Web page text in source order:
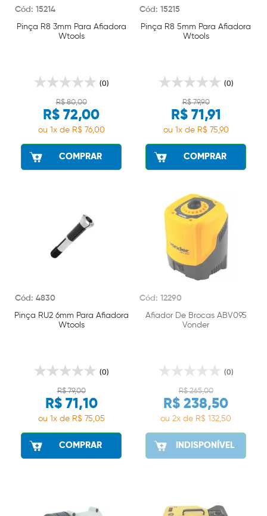
Cód: 15214
Pinça R8 3mm Para Afiadora
Wtools
(0)
R$ 80,00
R$ 72,00
ou 1x de R$ 76,00
COMPRAR
Cód: 15215
Pinça R8 5mm Para Afiadora
Wtools
(0)
R$ 79,90
R$ 71,91
ou 1x de R$ 75,90
COMPRAR
Cód: 4830
Pinça RU2 6mm Para Afiadora
Wtools
(0)
R$ 79,00
R$ 71,10
ou 1x de R$ 75,05
COMPRAR
Cód: 12290
Afiador De Brocas ABV095
Vonder
(0)
R$ 265,00
R$ 238,50
ou 2x de R$ 132,50
INDISPONÍVEL